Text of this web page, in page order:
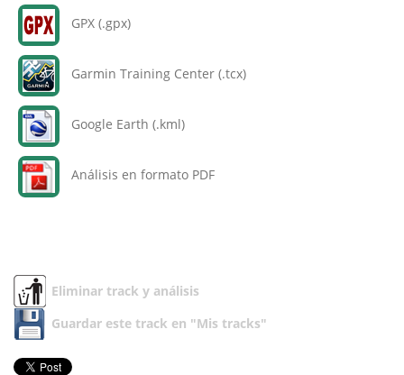
GPX (.gpx)
Garmin Training Center (.tcx)
Google Earth (.kml)
Análisis en formato PDF
Eliminar track y análisis
Guardar este track en "Mis tracks"